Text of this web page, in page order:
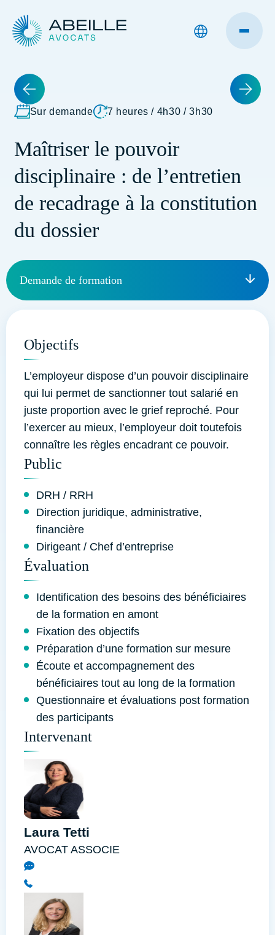
Sur demande 7 heures / 4h30 / 3h30
Maîtriser le pouvoir
disciplinaire : de l’entretien
de recadrage à la constitution
du dossier
Demande de formation
Objectifs
L’employeur dispose d’un pouvoir disciplinaire
qui lui permet de sanctionner tout salarié en
juste proportion avec le grief reproché. Pour
l’exercer au mieux, l’employeur doit toutefois
connaître les règles encadrant ce pouvoir.
Public
DRH / RRH
Direction juridique, administrative,
financière
Dirigeant / Chef d’entreprise
Évaluation
Identification des besoins des bénéficiaires
de la formation en amont
Fixation des objectifs
Préparation d’une formation sur mesure
Écoute et accompagnement des
bénéficiaires tout au long de la formation
Questionnaire et évaluations post formation
des participants
Intervenant
Laura Tetti
AVOCAT ASSOCIE